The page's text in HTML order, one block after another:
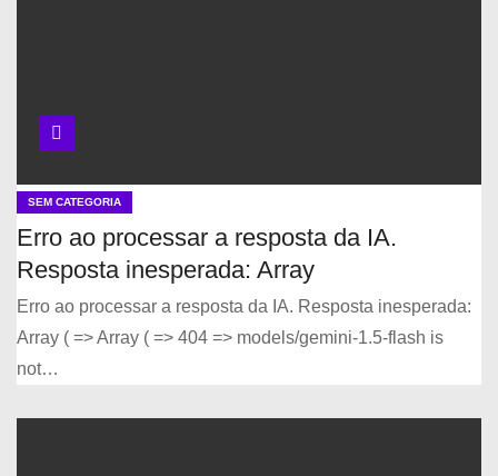
SEM CATEGORIA
Erro ao processar a resposta da IA.
Resposta inesperada: Array
Erro ao processar a resposta da IA. Resposta inesperada:
Array ( => Array ( => 404 => models/gemini-1.5-flash is
not…